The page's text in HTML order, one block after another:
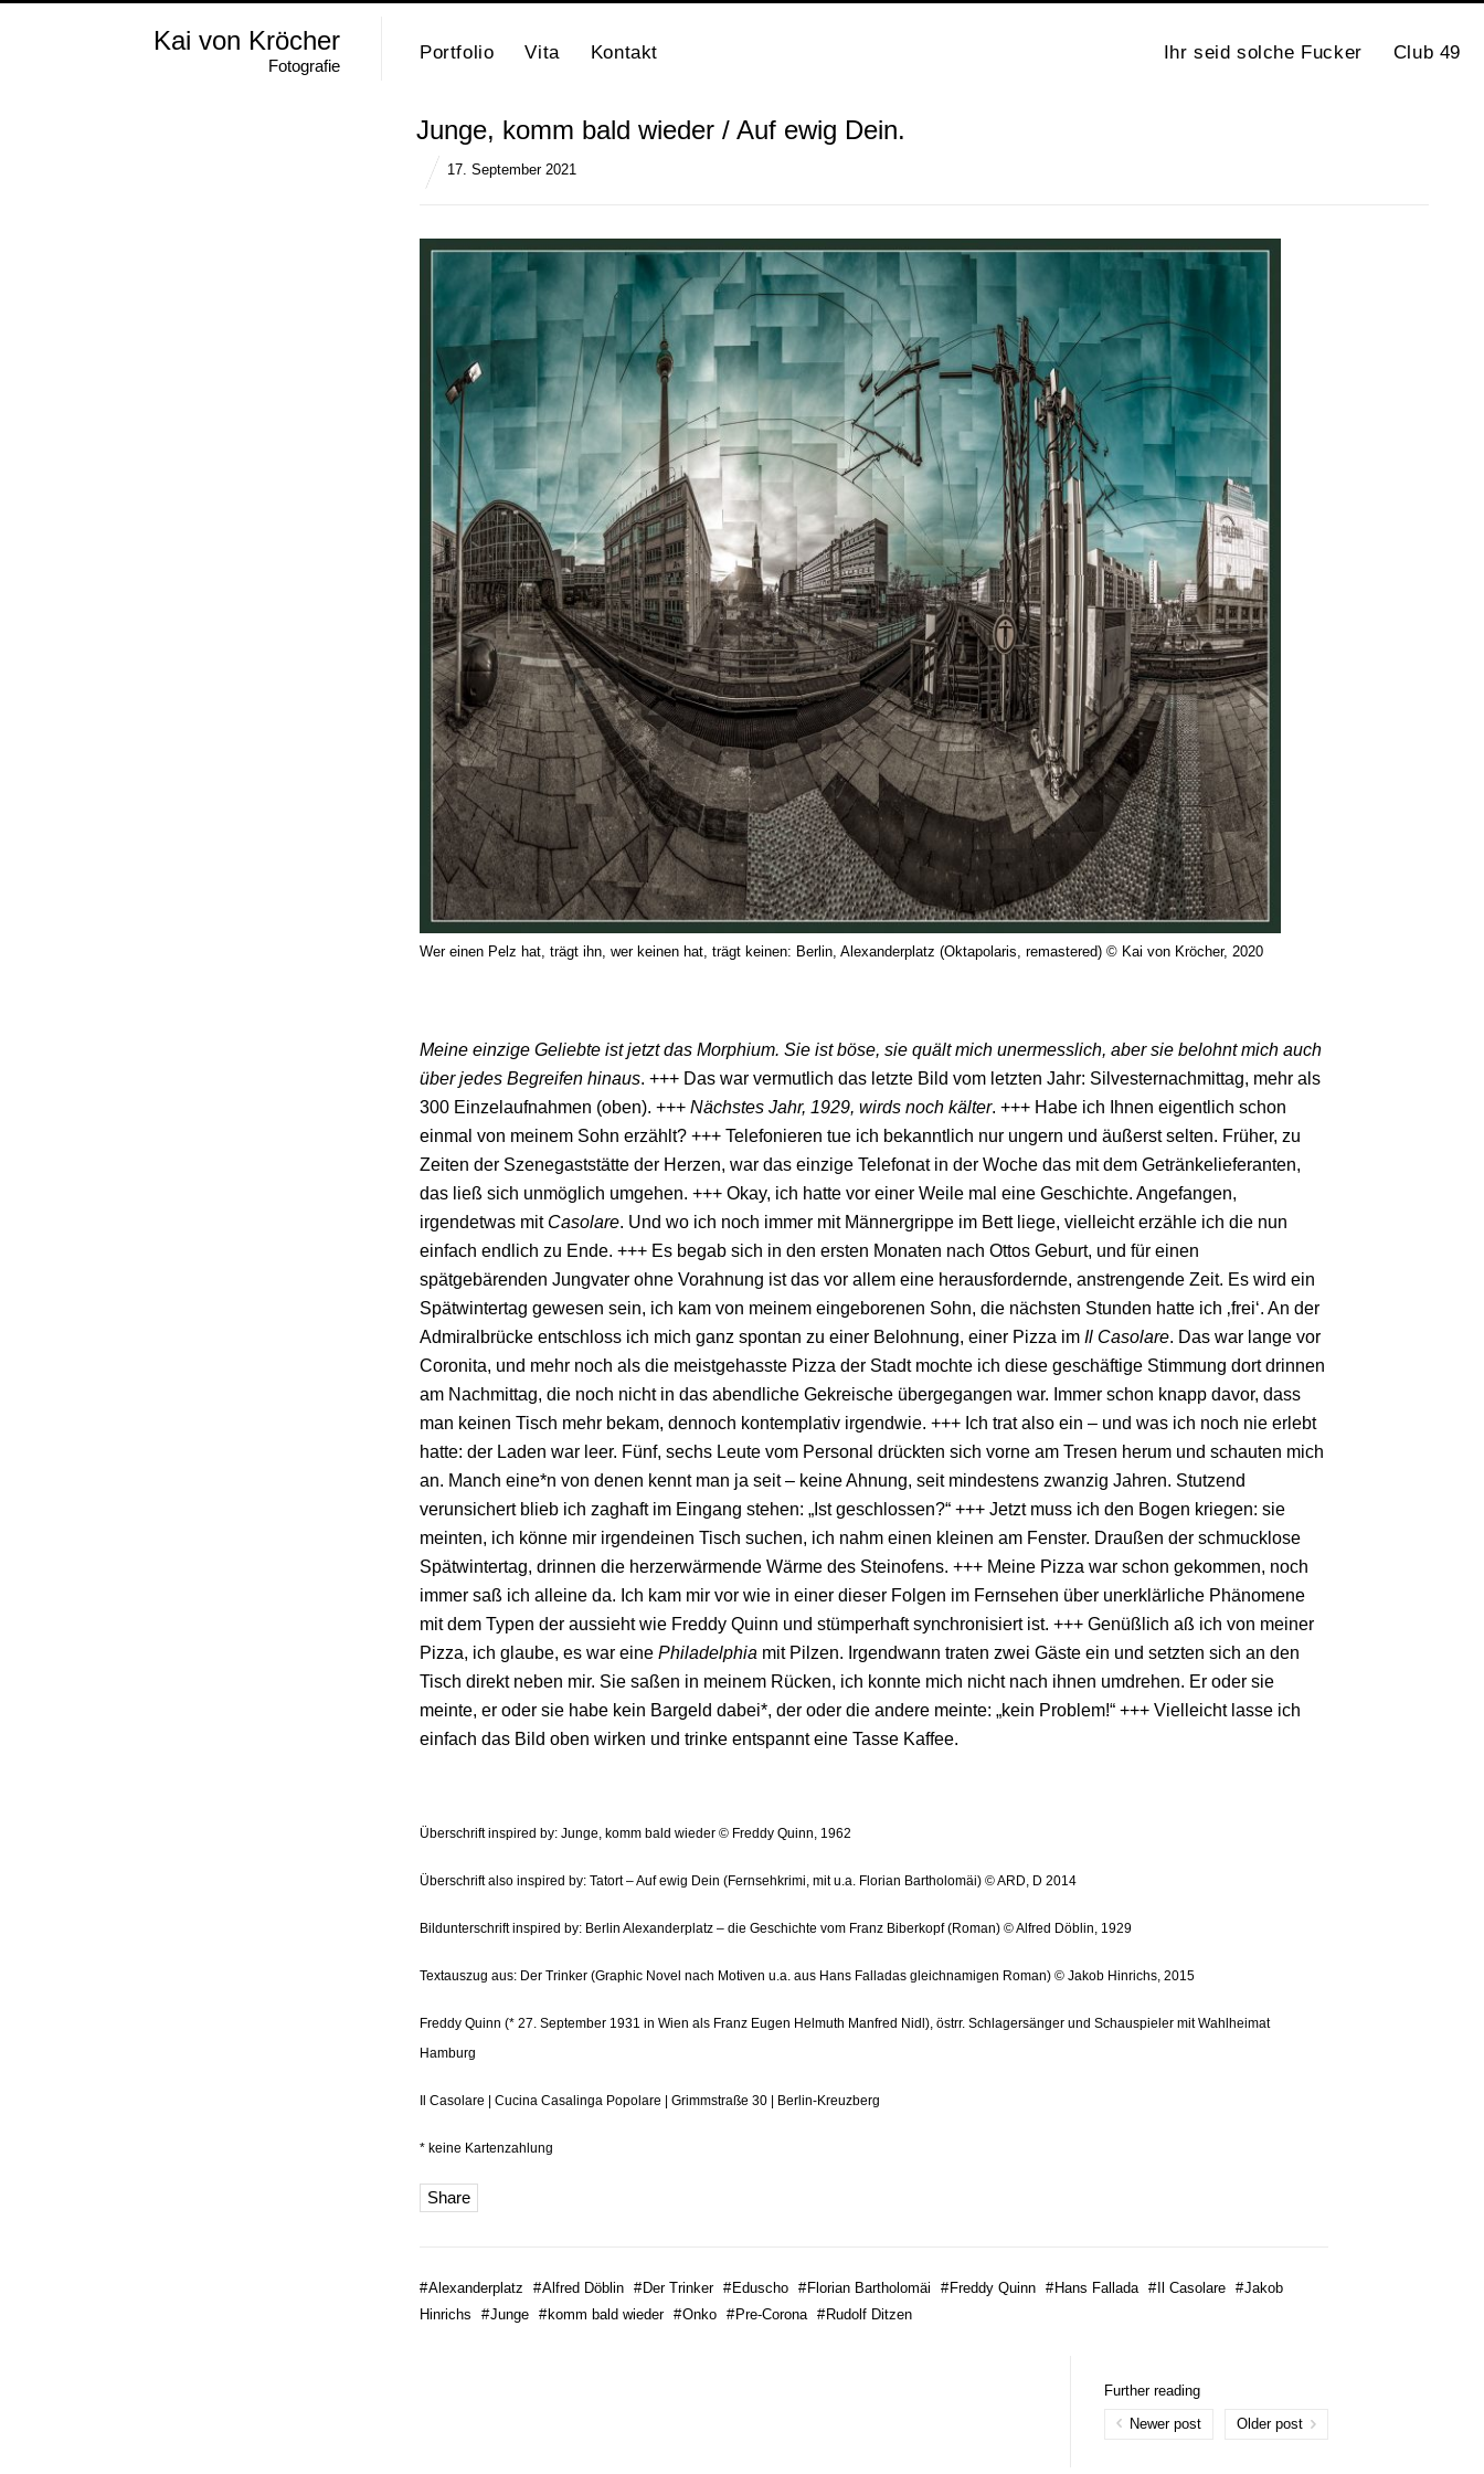
Kai von Kröcher
Fotografie
Portfolio Vita Kontakt Ihr seid solche Fucker Club 49
Junge, komm bald wieder / Auf ewig Dein.
17. September 2021
Wer einen Pelz hat, trägt ihn, wer keinen hat, trägt keinen: Berlin, Alexanderplatz (Oktapolaris, remastered) © Kai von Kröcher, 2020
Meine einzige Geliebte ist jetzt das Morphium. Sie ist böse, sie quält mich unermesslich, aber sie belohnt mich auch
über jedes Begreifen hinaus. +++ Das war vermutlich das letzte Bild vom letzten Jahr: Silvesternachmittag, mehr als
300 Einzelaufnahmen (oben). +++ Nächstes Jahr, 1929, wirds noch kälter. +++ Habe ich Ihnen eigentlich schon
einmal von meinem Sohn erzählt? +++ Telefonieren tue ich bekanntlich nur ungern und äußerst selten. Früher, zu
Zeiten der Szenegaststätte der Herzen, war das einzige Telefonat in der Woche das mit dem Getränkelieferanten,
das ließ sich unmöglich umgehen. +++ Okay, ich hatte vor einer Weile mal eine Geschichte. Angefangen,
irgendetwas mit Casolare. Und wo ich noch immer mit Männergrippe im Bett liege, vielleicht erzähle ich die nun
einfach endlich zu Ende. +++ Es begab sich in den ersten Monaten nach Ottos Geburt, und für einen
spätgebärenden Jungvater ohne Vorahnung ist das vor allem eine herausfordernde, anstrengende Zeit. Es wird ein
Spätwintertag gewesen sein, ich kam von meinem eingeborenen Sohn, die nächsten Stunden hatte ich ‚frei‘. An der
Admiralbrücke entschloss ich mich ganz spontan zu einer Belohnung, einer Pizza im Il Casolare. Das war lange vor
Coronita, und mehr noch als die meistgehasste Pizza der Stadt mochte ich diese geschäftige Stimmung dort drinnen
am Nachmittag, die noch nicht in das abendliche Gekreische übergegangen war. Immer schon knapp davor, dass
man keinen Tisch mehr bekam, dennoch kontemplativ irgendwie. +++ Ich trat also ein – und was ich noch nie erlebt
hatte: der Laden war leer. Fünf, sechs Leute vom Personal drückten sich vorne am Tresen herum und schauten mich
an. Manch eine*n von denen kennt man ja seit – keine Ahnung, seit mindestens zwanzig Jahren. Stutzend
verunsichert blieb ich zaghaft im Eingang stehen: „Ist geschlossen?“ +++ Jetzt muss ich den Bogen kriegen: sie
meinten, ich könne mir irgendeinen Tisch suchen, ich nahm einen kleinen am Fenster. Draußen der schmucklose
Spätwintertag, drinnen die herzerwärmende Wärme des Steinofens. +++ Meine Pizza war schon gekommen, noch
immer saß ich alleine da. Ich kam mir vor wie in einer dieser Folgen im Fernsehen über unerklärliche Phänomene
mit dem Typen der aussieht wie Freddy Quinn und stümperhaft synchronisiert ist. +++ Genüßlich aß ich von meiner
Pizza, ich glaube, es war eine Philadelphia mit Pilzen. Irgendwann traten zwei Gäste ein und setzten sich an den
Tisch direkt neben mir. Sie saßen in meinem Rücken, ich konnte mich nicht nach ihnen umdrehen. Er oder sie
meinte, er oder sie habe kein Bargeld dabei*, der oder die andere meinte: „kein Problem!“ +++ Vielleicht lasse ich
einfach das Bild oben wirken und trinke entspannt eine Tasse Kaffee.
Überschrift inspired by: Junge, komm bald wieder © Freddy Quinn, 1962
Überschrift also inspired by: Tatort – Auf ewig Dein (Fernsehkrimi, mit u.a. Florian Bartholomäi) © ARD, D 2014
Bildunterschrift inspired by: Berlin Alexanderplatz – die Geschichte vom Franz Biberkopf (Roman) © Alfred Döblin, 1929
Textauszug aus: Der Trinker (Graphic Novel nach Motiven u.a. aus Hans Falladas gleichnamigen Roman) © Jakob Hinrichs, 2015
Freddy Quinn (* 27. September 1931 in Wien als Franz Eugen Helmuth Manfred Nidl), östrr. Schlagersänger und Schauspieler mit Wahlheimat
Hamburg
Il Casolare | Cucina Casalinga Popolare | Grimmstraße 30 | Berlin-Kreuzberg
* keine Kartenzahlung
Share
#Alexanderplatz #Alfred Döblin # Der Trinker # Eduscho # Florian Bartholomäi # Freddy Quinn # Hans Fallada # Il Casolare #Jakob
Hinrichs
#Junge # komm bald wieder #Onko # Pre-Corona # Rudolf Ditzen
Further reading
Older post
Newer post